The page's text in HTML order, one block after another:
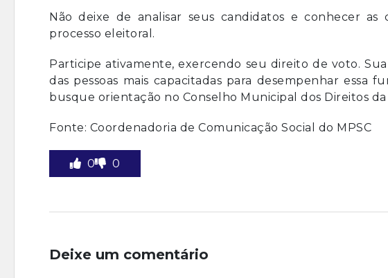
Não deixe de analisar seus candidatos e conhecer
processo eleitoral.
Participe ativamente, exercendo seu direito de voto.
das pessoas mais capacitadas para desempenhar essa
busque orientação no Conselho Municipal dos Direitos
Fonte: Coordenadoria de Comunicação Social do MPSC
0 0
Deixe um comentário